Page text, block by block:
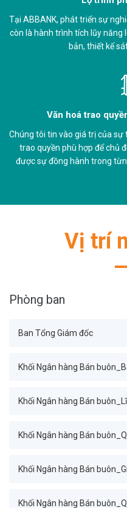
Tại ABBANK, phát triển sự
còn là hành trình tích lũy năng
bản, thiết kế
Văn hoá trao
Chúng tôi tin vào giá trị của
trao quyền phù hợp để chủ
được sự đồng hành trong
Vị trí
Phòng ban
Ban Tổng Giám đốc
Khối Ngân hàng Bán
Khối Ngân hàng Bán
Khối Ngân hàng Bán
Khối Ngân hàng Bán
Khối Ngân hàng Bán